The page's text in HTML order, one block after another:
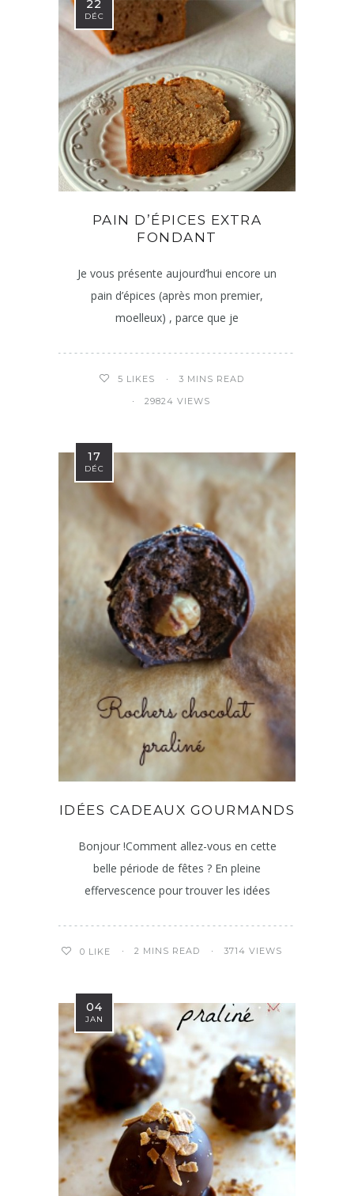
22
DÉC
PAIN D’ÉPICES EXTRA
FONDANT
Je vous présente aujourd’hui encore un
pain d’épices (après mon premier,
moelleux) , parce que je
5 LIKES 3 MINS READ
29824 VIEWS
17
DÉC
IDÉES CADEAUX GOURMANDS
Bonjour !Comment allez-vous en cette
belle période de fêtes ? En pleine
effervescence pour trouver les idées
0 LIKE 2 MINS READ 3714 VIEWS
04
JAN